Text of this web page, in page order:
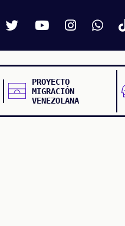
PROYECTO
MIGRACIÓN
VENEZOLANA